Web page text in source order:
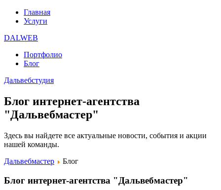
Главная
Услуги
DALWEB
Портфолио
Блог
Дальвебстудия
Блог интернет-агентства
"Дальвебмастер"
Здесь вы найдете все актуальные новости, события и акции
нашей команды.
Дальвебмастер
Блог
Блог интернет-агентства "Дальвебмастер"